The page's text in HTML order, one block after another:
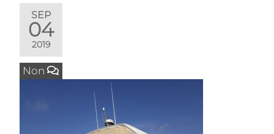
SEP
04
2019
Non